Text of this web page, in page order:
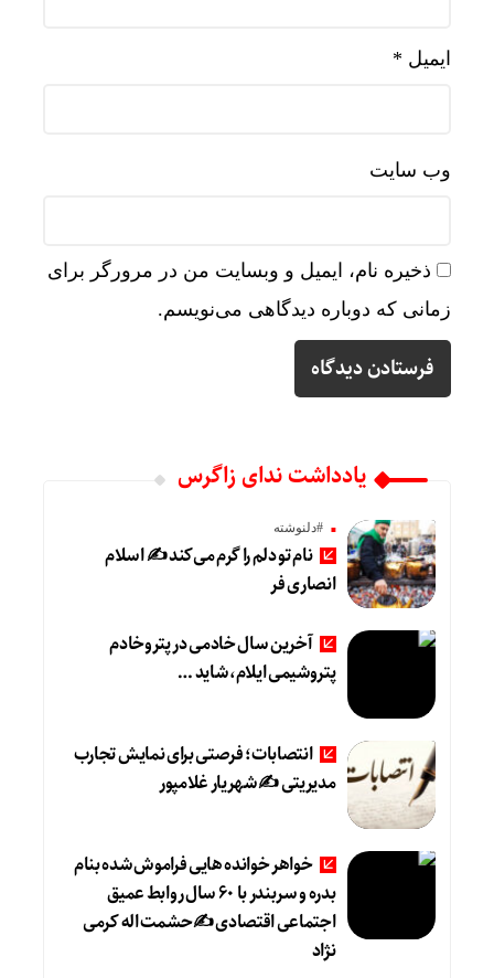
ایمیل *
وب‌ سایت
ذخیره نام، ایمیل و وبسایت من در مرورگر برای
زمانی که دوباره دیدگاهی می‌نویسم.
یادداشت ندای زاگرس
#دلنوشته
نام تو دلم را گرم می‌کند ✍️ اسلام
انصاری فر
آخرین سال خادمی در پتروخادم
پتروشیمی ایلام، شاید …
انتصابات؛ فرصتی برای نمایش تجارب
مدیریتی ✍ شهریار غلامپور
خواهر خوانده هایی فراموش شده بنام
بدره و سربندر با ۶۰ سال روابط عمیق
اجتماعی اقتصادی ✍حشمت اله کرمی
نژاد